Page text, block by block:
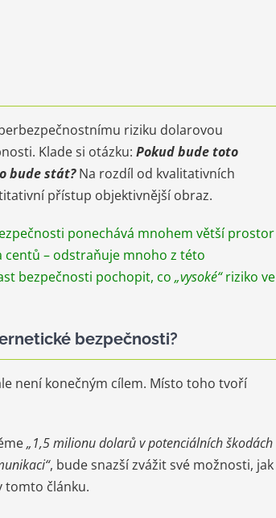
riziku dolarovou
Klade si otázku: Pokud bude toto
bude stát?Na rozdíl od kvalitativních
přístup objektivnější obraz.
ponechává mnohem větší prostor
centů – odstraňuje mnoho z této
bezpečnosti pochopit, co „vysoké“riziko ve
bezpečnosti?
není konečným cílem. Místo toho tvoří
„1,5 milionu dolarů v potenciálních škodách
, bude snazší zvážit své možnosti, jak
tomto článku.